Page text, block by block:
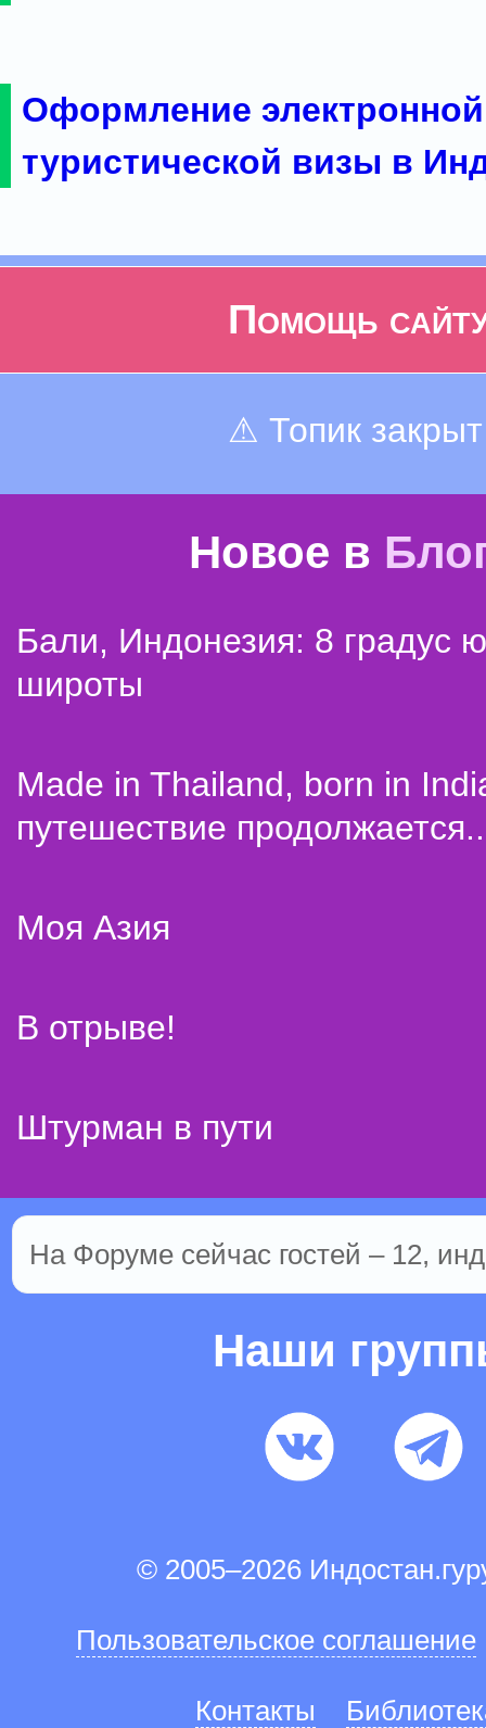
Оформление электронной
туристической визы в
Помощь
⚠ Топик закрыт
Новое в
Бали, Индонезия: 8 градус
широты
Made in Thailand, born in
путешествие
Моя Азия
В отрыве!
Штурман в пути
На Форуме сейчас гостей – 12,
Наши
© 2005–2026
Пользовательское соглашение
Контакты